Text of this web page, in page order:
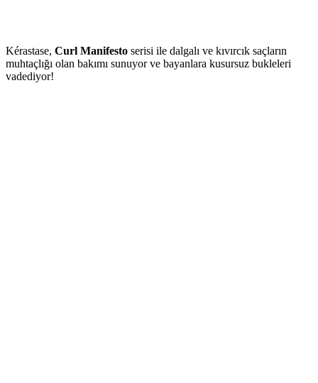
Kérastase, Curl Manifesto serisi ile dalgalı ve kıvırcık saçların
muhtaçlığı olan bakımı sunuyor ve bayanlara kusursuz bukleleri
vadediyor!